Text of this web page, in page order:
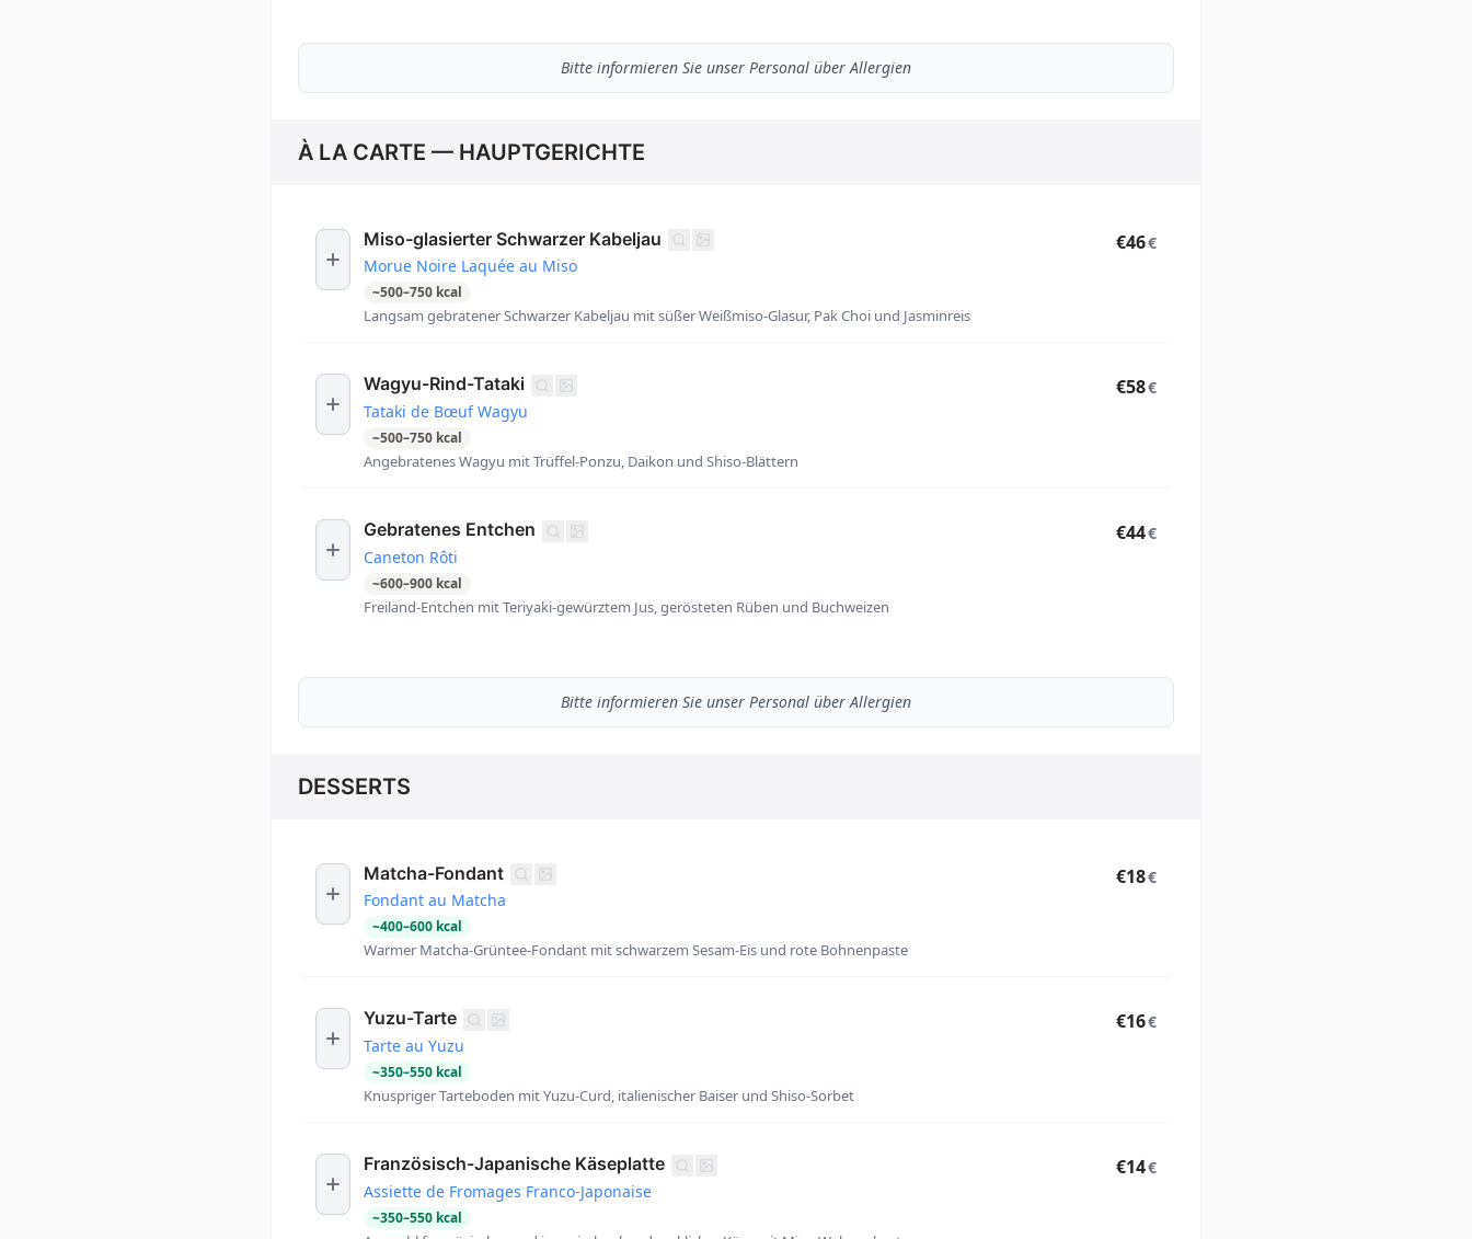
Bitte informieren Sie unser Personal über Allergien
À LA CARTE — HAUPTGERICHTE
Miso-glasierter Schwarzer Kabeljau
Morue Noire Laquée au Miso
~500–750 kcal
Langsam gebratener Schwarzer Kabeljau mit süßer Weißmiso-Glasur, Pak Choi und Jasminreis
€46€
Wagyu-Rind-Tataki
Tataki de Bœuf Wagyu
~500–750 kcal
Angebratenes Wagyu mit Trüffel-Ponzu, Daikon und Shiso-Blättern
€58€
Gebratenes Entchen
Caneton Rôti
~600–900 kcal
Freiland-Entchen mit Teriyaki-gewürztem Jus, gerösteten Rüben und Buchweizen
€44€
Bitte informieren Sie unser Personal über Allergien
DESSERTS
Matcha-Fondant
Fondant au Matcha
~400–600 kcal
Warmer Matcha-Grüntee-Fondant mit schwarzem Sesam-Eis und rote Bohnenpaste
€18€
Yuzu-Tarte
Tarte au Yuzu
~350–550 kcal
Knuspriger Tarteboden mit Yuzu-Curd, italienischer Baiser und Shiso-Sorbet
€16€
Französisch-Japanische Käseplatte
Assiette de Fromages Franco-Japonaise
~350–550 kcal
€14€